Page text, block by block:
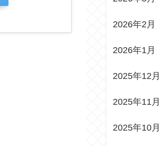
2026年2月
2026年1月
2025年12月
2025年11月
2025年10月